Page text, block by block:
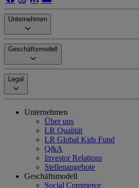
Unternehmen
Geschäftsmodell
Legal
Unternehmen
Über uns
LR Qualität
LR Global Kids Fund
Q&A
Investor Relations
Stellenangebote
Geschäftsmodell
Social Commerce